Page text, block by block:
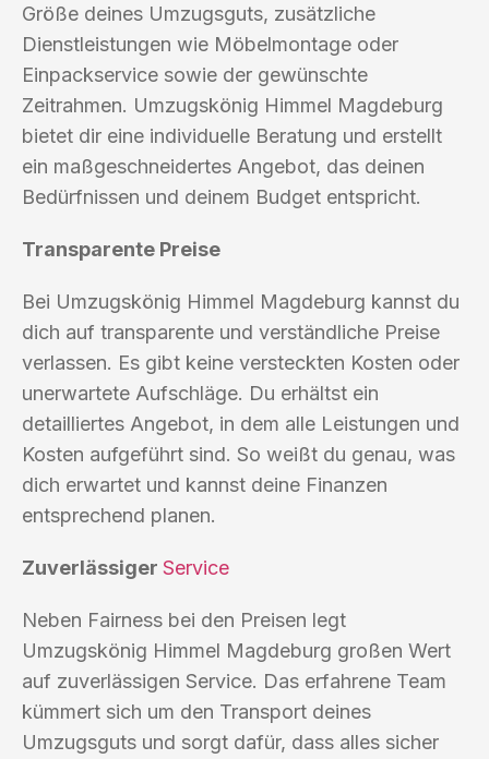
Größe deines Umzugsguts, zusätzliche
Dienstleistungen wie Möbelmontage oder
Einpackservice sowie der gewünschte
Zeitrahmen. Umzugskönig Himmel Magdeburg
bietet dir eine individuelle Beratung und erstellt
ein maßgeschneidertes Angebot, das deinen
Bedürfnissen und deinem Budget entspricht.
Transparente Preise
Bei Umzugskönig Himmel Magdeburg kannst du
dich auf transparente und verständliche Preise
verlassen. Es gibt keine versteckten Kosten oder
unerwartete Aufschläge. Du erhältst ein
detailliertes Angebot, in dem alle Leistungen und
Kosten aufgeführt sind. So weißt du genau, was
dich erwartet und kannst deine Finanzen
entsprechend planen.
Zuverlässiger Service
Neben Fairness bei den Preisen legt
Umzugskönig Himmel Magdeburg großen Wert
auf zuverlässigen Service. Das erfahrene Team
kümmert sich um den Transport deines
Umzugsguts und sorgt dafür, dass alles sicher